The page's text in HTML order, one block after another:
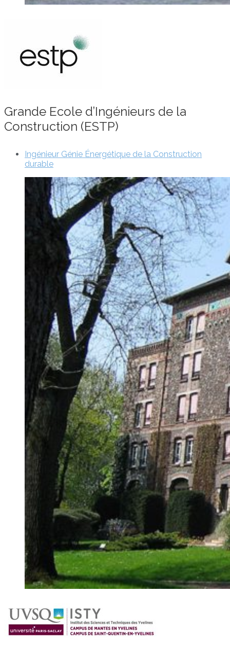
Grande Ecole d’Ingénieurs de la
Construction (ESTP)
Ingénieur Génie Énergétique de la Construction
durable